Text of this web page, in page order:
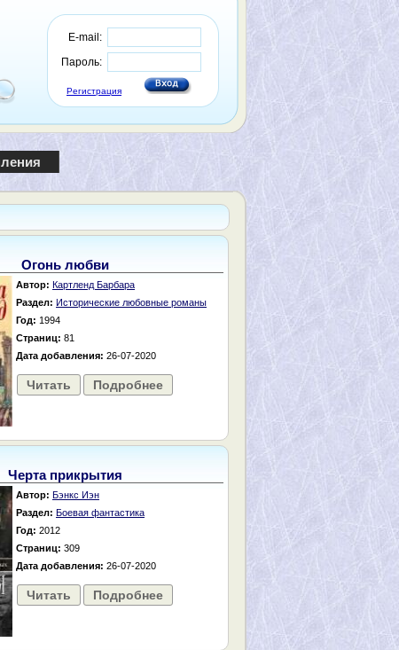
E-mail:
Пароль:
Регистрация
Огонь любви
Автор: Картленд Барбара
Раздел: Исторические любовные романы
Год: 1994
Страниц: 81
Дата добавления: 26-07-2020
Читать Подробнее
Черта прикрытия
Автор: Бэнкс Иэн
Раздел: Боевая фантастика
Год: 2012
Страниц: 309
Дата добавления: 26-07-2020
Читать Подробнее